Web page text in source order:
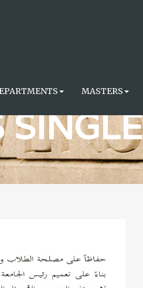
MASTERS
SINGLE